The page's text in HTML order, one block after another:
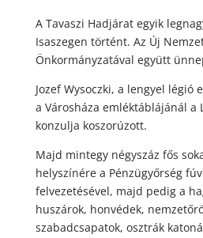
A Tavaszi Hadjárat egyik
Isaszegen történt. Az Új
Önkormányzatával együtt
Jozef Wysoczki, a lengyel légió
a Városháza emléktáblájánál a
konzulja koszorúzott.
Majd mintegy négyszáz fős
helyszínére a Pénzügyőrség
felvezetésével, majd pedig a
huszárok, honvédek,
szabadcsapatok, osztrák